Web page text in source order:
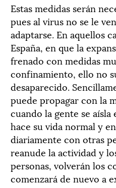
Estas medidas serán
pues al virus no se le
adaptarse. En aquellos
España, en que la
frenado con medidas
confinamiento, ello no
desaparecido.
puede propagar con la
cuando la gente se aísla
hace su vida normal y
diariamente con otras
reanude la actividad y
personas, volverán los
comenzará de nuevo a